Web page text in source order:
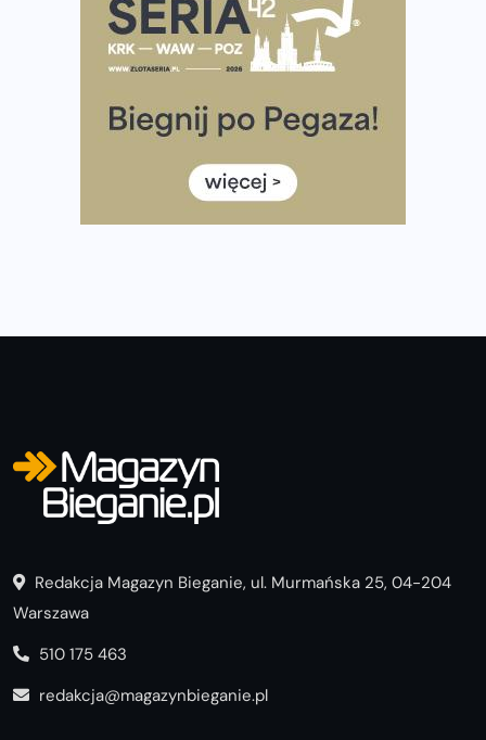
Co ma dużo białka? Produkty, które warto włączyć do
Rozbiegany Olsztyn szykuje się na weekend z
Już w tę sobotę 35. Bieg Powstania Warszawskiego.
Wystartuje rekordowa liczba uczestników
35. Bieg Powstania Warszawskiego – praktyczny
poradnik przed startem
Redakcja Magazyn Bieganie, ul. Murmańska 25, 04-204
Warszawa
510 175 463
redakcja@magazynbieganie.pl